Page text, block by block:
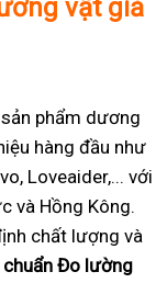
vật giả
phẩm dương
hàng đầu như
Loveaider,... với
và Hồng Kông.
chất lượng và
Đo lường